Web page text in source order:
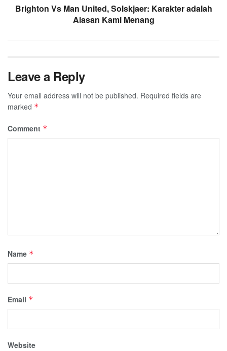
Brighton Vs Man United, Solskjaer: Karakter adalah
Alasan Kami Menang
Leave a Reply
Your email address will not be published. Required fields are
marked *
Comment *
Name *
Email *
Website